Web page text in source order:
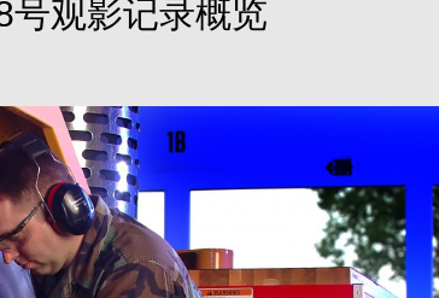
号观影记录概览